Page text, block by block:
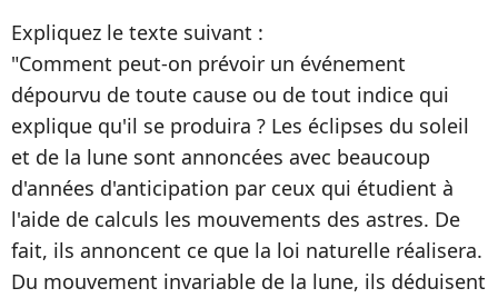
Expliquez le texte suivant :
"Comment peut-on prévoir un événement
dépourvu de toute cause ou de tout indice qui
explique qu'il se produira ? Les éclipses du soleil
et de la lune sont annoncées avec beaucoup
d'années d'anticipation par ceux qui étudient à
l'aide de calculs les mouvements des astres. De
fait, ils annoncent ce que la loi naturelle réalisera.
Du mouvement invariable de la lune, ils déduisent